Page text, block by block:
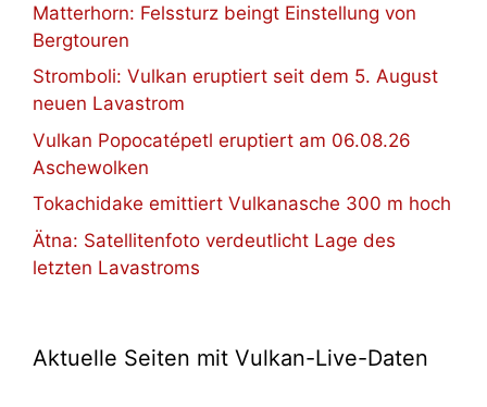
Matterhorn: Felssturz beingt Einstellung von
Bergtouren
Stromboli: Vulkan eruptiert seit dem 5. August
neuen Lavastrom
Vulkan Popocatépetl eruptiert am 06.08.26
Aschewolken
Tokachidake emittiert Vulkanasche 300 m hoch
Ätna: Satellitenfoto verdeutlicht Lage des
letzten Lavastroms
Aktuelle Seiten mit Vulkan-Live-Daten